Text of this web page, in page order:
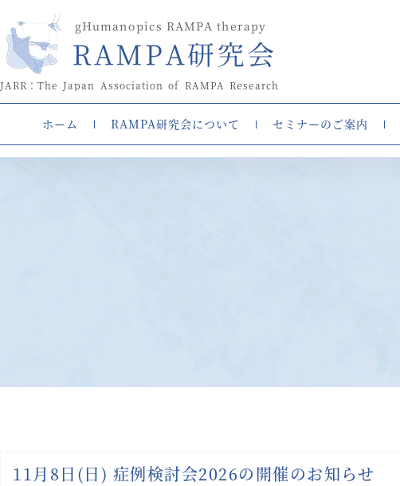
JARR：The Japan Association of RAMPA Research
ホーム RAMPA研究会について セミナーのご案内
11月8日(日) 症例検討会2026の開催のお知らせ